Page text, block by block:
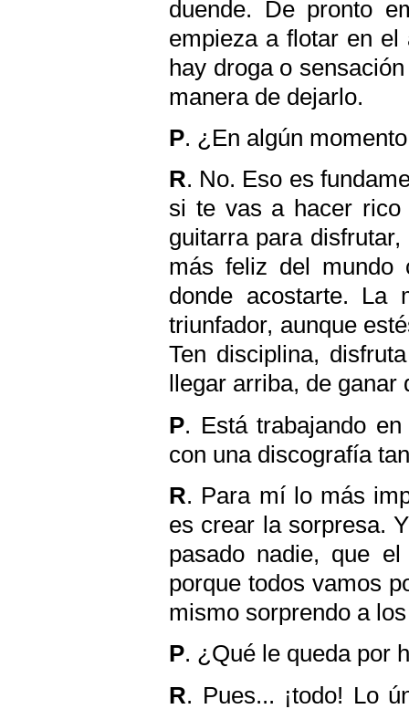
duende. De pronto
empieza a flotar en
hay droga o
manera de dejarlo.
P. ¿En algún
R. No. Eso es
si te vas a hacer
guitarra para
más feliz del mundo
donde acostarte.
triunfador, aunque
Ten disciplina,
llegar arriba, de
P. Está trabajando
con una discografía
R. Para mí lo más
es crear la sorpresa.
pasado nadie, que
porque todos vamos
mismo sorprendo a
P. ¿Qué le queda por
R. Pues... ¡todo! Lo